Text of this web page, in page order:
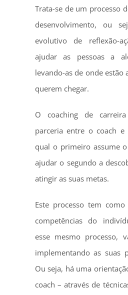
Trata-se de um processo
desenvolvimento, ou
evolutivo de reflexão-
ajudar as pessoas a
levando-as de onde estão
querem chegar.
O coaching de
parceria entre o coach
qual o primeiro assume
ajudar o segundo a
atingir as suas metas.
Este processo tem
competências do
esse mesmo processo,
implementando as suas
Ou seja, há uma
coach – através de